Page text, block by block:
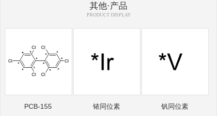
其他·产品
PRODUCT DISPLAY
PCB-155 铱同位素 钒同位素